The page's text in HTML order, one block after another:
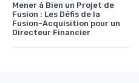
Mener à Bien un Projet de
Fusion : Les Défis de la
Fusion-Acquisition pour un
Directeur Financier